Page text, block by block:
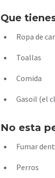
Que
Ropa de
Toallas
Comida
Gasoil (el
No esta
Fumar
Perros